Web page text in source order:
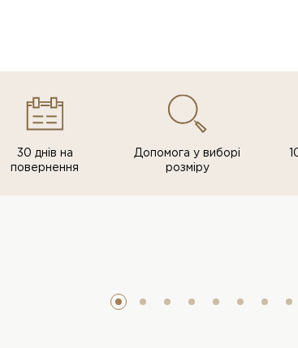
30 днів на
повернення
Допомога у виборі
розміру